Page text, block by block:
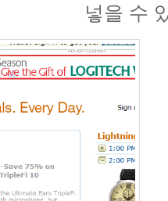
넣을 수